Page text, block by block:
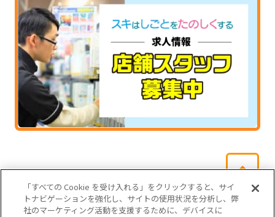
「すべての Cookie を受け入れる」をクリックすると、サイ
トナビゲーションを強化し、サイトの使用状況を分析し、弊
社のマーケティング活動を支援するために、デバイスに